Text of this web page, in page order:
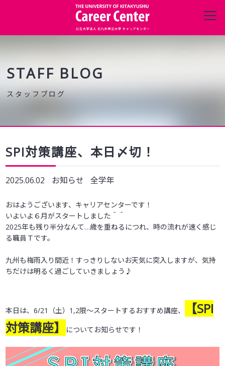
キャリアセンターについて
進路・就職データ
受験生の方へ
STAFF BLOG
SPI対策講座、本日〆切！
2025.06.02 お知らせ 全学年
おはようございます、キャリアセンターです！
いよいよ６月がスタートしました＾＾
2025年も残り半分なんて…歳を重ねるにつれ、時の流れが速く感じ
る職員Ｔです。
九州も梅雨入り間近！すっきりしないお天気に突入しますが、気持
ちだけは明るく過ごしていきましょう♪
本日は、6/21（土）1,2限～スタートするおすすめ講座、
【SPI
対策講座】
についてお知らせです！